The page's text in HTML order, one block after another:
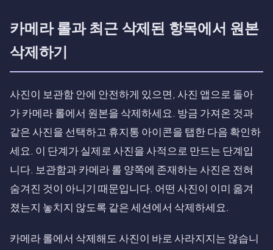
카메라 롤과 최근 삭제된 항목에서 원본
삭제하기
사진이 보관함 안에 안전하게 있으면, 사진 앱으로 돌아
가 카메라 롤에서 원본을 삭제하세요. 방금 가져온 것과
같은 사진을 선택하고 휴지통 아이콘을 탭한 다음 확인하
세요. 이 단계가 실제로 사진을 사적으로 만드는 단계입
니다. 보관함과 카메라 롤 양쪽에 존재하는 사진은 전혀
숨겨진 것이 아니기 때문입니다. 어떤 사진이 이미 옮겨
졌는지 놓치지 않도록 같은 세션에서 삭제하세요.
카메라 롤에서 삭제해도 사진이 바로 사라지지는 않습니